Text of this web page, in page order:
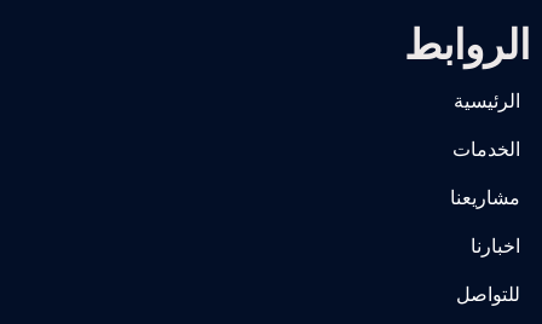
الروابط
الرئيسية
الخدمات
مشاريعنا
اخبارنا
للتواصل